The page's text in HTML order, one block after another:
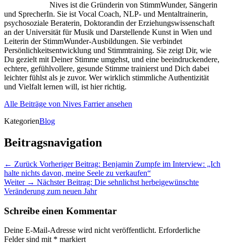
Nives ist die Gründerin von StimmWunder, Sängerin
und SprecherIn. Sie ist Vocal Coach, NLP- und Mentaltrainerin,
psychosoziale Beraterin, Doktorandin der Erziehungswissenschaft
an der Universität für Musik und Darstellende Kunst in Wien und
Leiterin der StimmWunder-Ausbildungen. Sie verbindet
Persönlichkeitsentwicklung und Stimmtraining. Sie zeigt Dir, wie
Du gezielt mit Deiner Stimme umgehst, und eine beeindruckendere,
echtere, gefühlvollere, gesunde Stimme trainierst und Dich dabei
leichter fühlst als je zuvor. Wer wirklich stimmliche Authentizität
und Vielfalt lernen will, ist hier richtig.
Alle Beiträge von Nives Farrier ansehen
KategorienBlog
Beitragsnavigation
← Zurück Vorheriger Beitrag: Benjamin Zumpfe im Interview: „Ich
halte nichts davon, meine Seele zu verkaufen“
Weiter → Nächster Beitrag: Die sehnlichst herbeigewünschte
Veränderung zum neuen Jahr
Schreibe einen Kommentar
Deine E-Mail-Adresse wird nicht veröffentlicht. Erforderliche
Felder sind mit * markiert